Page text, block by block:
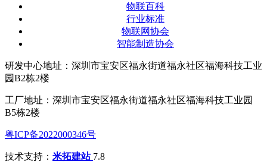
物联百科
行业标准
物联网协会
智能制造协会
研发中心地址：深圳市宝安区福永街道福永社区福海科技工业
园B2栋2楼
工厂地址：深圳市宝安区福永街道福永社区福海科技工业园
B5栋2楼
粤ICP备2022000346号
技术支持： 米拓建站 7.8